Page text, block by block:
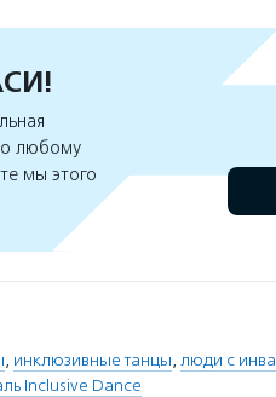
любому
мы этого
, инклюзивные танцы, люди с
Inclusive Dance